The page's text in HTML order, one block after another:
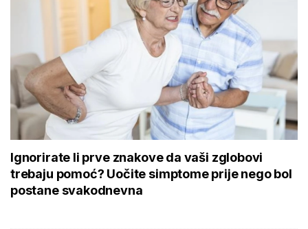
Ignorirate li prve znakove da vaši zglobovi
trebaju pomoć? Uočite simptome prije nego bol
postane svakodnevna